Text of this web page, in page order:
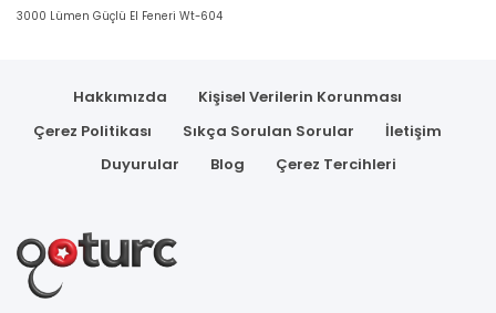
3000 Lümen Güçlü El Feneri Wt-604
Hakkımızda
Kişisel Verilerin Korunması
Çerez Politikası
Sıkça Sorulan Sorular
İletişim
Duyurular
Blog Çerez Tercihleri